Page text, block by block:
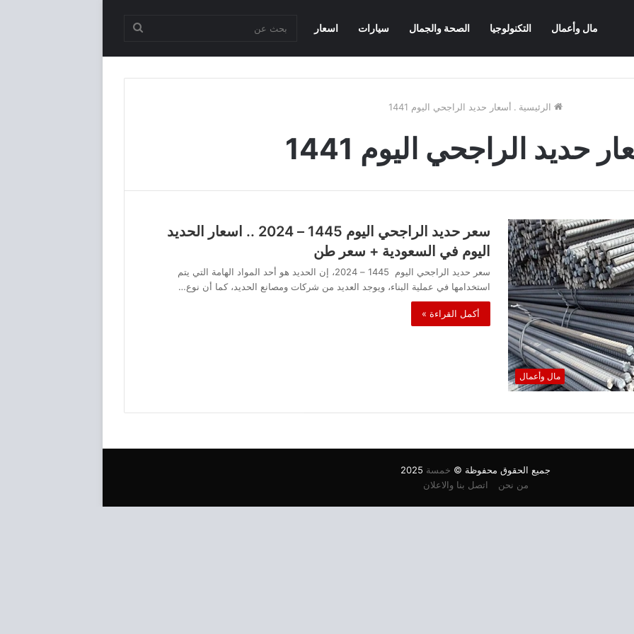
مال وأعمال التكنولوجيا الصحة والجمال سيارات اسعار
الرئيسية . أسعار حديد الراجحي اليوم 1441
حديد الراجحي اليوم 1441
مال وأعمال
سعر حديد الراجحي اليوم 1445 – 2024 .. اسعار الحديد
اليوم في السعودية + سعر طن
سعر حديد الراجحي اليوم 1445 – 2024، إن الحديد هو أحد المواد الهامة التي يتم
استخدامها في عملية البناء، ويوجد العديد من شركات ومصانع الحديد، كما أن نوع…
أكمل القراءة »
جميع الحقوق محفوظة © خمسة
من نحن
اتصل بنا والاعلان